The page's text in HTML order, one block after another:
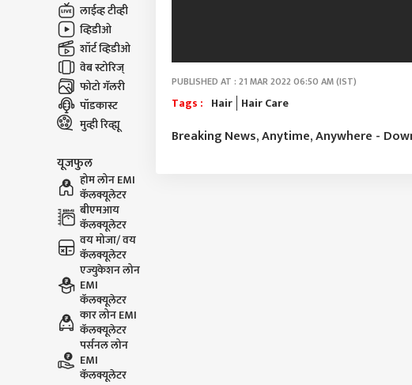
लाईव्ह टीव्ही
व्हिडीओ
शॉर्ट व्हिडीओ
वेब स्टोरिज्
फोटो गॅलरी
पॉडकास्ट
मुव्ही रिव्ह्यू
यूजफुल
होम लोन EMI
कॅलक्यूलेटर
बीएमआय
कॅलक्यूलेटर
वय मोजा/ वय
कॅलक्यूलेटर
एज्युकेशन लोन
EMI
कॅलक्यूलेटर
कार लोन EMI
कॅलक्यूलेटर
पर्सनल लोन
EMI
कॅलक्यूलेटर
PUBLISHED AT : 21 MAR 2022 06:50 AM (IST)
Tags : Hair Hair Care
Breaking News, Anytime, Anywhere -